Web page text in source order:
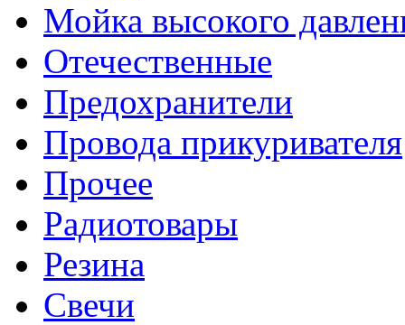
Мойка высокого
Отечественные
Предохранители
Провода прикуривателя
Прочее
Радиотовары
Резина
Свечи